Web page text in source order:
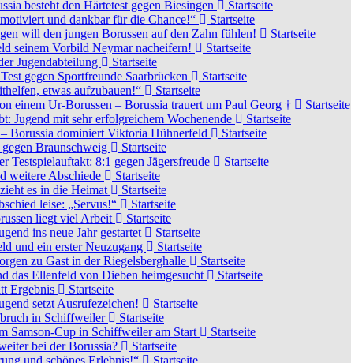
besteht den Härtetest gegen Biesingen
Startseite
und dankbar für die Chance!“
Startseite
will den jungen Borussen auf den Zahn fühlen!
Startseite
seinem Vorbild Neymar nacheifern!
Startseite
Jugendabteilung
Startseite
gegen Sportfreunde Saarbrücken
Startseite
etwas aufzubauen!“
Startseite
einem Ur-Borussen – Borussia trauert um Paul Georg †
Startseite
Jugend mit sehr erfolgreichem Wochenende
Startseite
Borussia dominiert Viktoria Hühnerfeld
Startseite
Braunschweig
Startseite
Testspielauftakt: 8:1 gegen Jägersfreude
Startseite
weitere Abschiede
Startseite
es in die Heimat
Startseite
leise: „Servus!“
Startseite
liegt viel Arbeit
Startseite
ins neue Jahr gestartet
Startseite
und ein erster Neuzugang
Startseite
zu Gast in der Riegelsberghalle
Startseite
das Ellenfeld von Dieben heimgesucht
Startseite
Ergebnis
Startseite
setzt Ausrufezeichen!
Startseite
in Schiffweiler
Startseite
Samson-Cup in Schiffweiler am Start
Startseite
bei der Borussia?
Startseite
und schönes Erlebnis!“ Startseite